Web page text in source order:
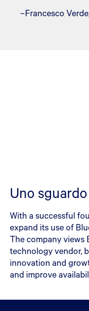
–Francesco
Uno
With a successful
expand its use of
The company views
technology vendor,
innovation and
and improve